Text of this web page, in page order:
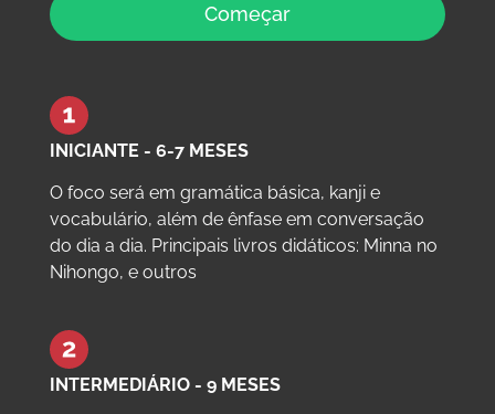
Começar
INICIANTE - 6-7 MESES
O foco será em gramática básica, kanji e
vocabulário, além de ênfase em conversação
do dia a dia. Principais livros didáticos: Minna no
Nihongo, e outros
INTERMEDIÁRIO - 9 MESES